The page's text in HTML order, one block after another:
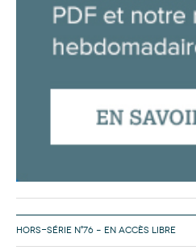
HORS-SÉRIE N°76 – EN ACCÈS LIBRE